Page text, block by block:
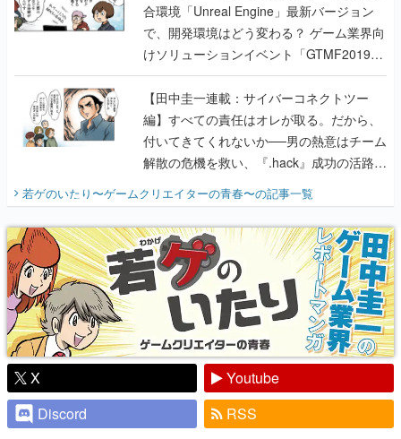
合環境「Unreal Engine」最新バージョン
で、開発環境はどう変わる？ ゲーム業界向
けソリューションイベント「GTMF2019」
に行って、より理解を深めよう【PR】
【田中圭一連載：サイバーコネクトツー
編】すべての責任はオレが取る。だから、
付いてきてくれないか──男の熱意はチーム
解散の危機を救い、『.hack』成功の活路を
開く。業界の快男児・松山 洋に流れる血は
『少年ジャンプ』色だった【若ゲのいた
り】
若ゲのいたり〜ゲームクリエイターの青春〜の記事一覧
X
Youtube
Discord
RSS